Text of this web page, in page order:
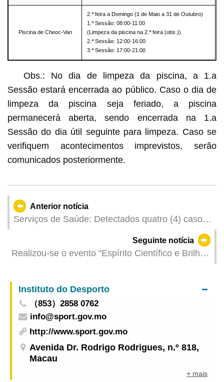
Piscina de Cheoc-Van
2.afeira a Domingo (1 de Maio a 31 de Outubro)
1.aSessão: 08:00-11:00
(Limpeza da piscina na 2.afeira (obs.))
2.aSessão: 12:00-16:00
3.aSessão: 17:00-21:00
Obs.: No dia de limpeza da piscina, a 1.a
Sessão estará encerrada ao público. Caso o dia de
limpeza da piscina seja feriado, a piscina
permanecerá aberta, sendo encerrada na 1.a
Sessão do dia útil seguinte para limpeza. Caso se
verifiquem acontecimentos imprevistos, serão
comunicados posteriormente.
Anterior notícia
Serviços de Saúde: Detectados quatro (4) casos
Seguinte notícia
Realizou-se o evento “Espírito Científico e Brilho
Jovens de Macau 2026” em Macau para
estimular o espírito inovador na exploração
científica e tecnológica dos jovens de Macau
Instituto do Desporto
（853）2858 0762
info@sport.gov.mo
http://www.sport.gov.mo
Avenida Dr. Rodrigo Rodrigues, n.º 818,
Macau
+ mais